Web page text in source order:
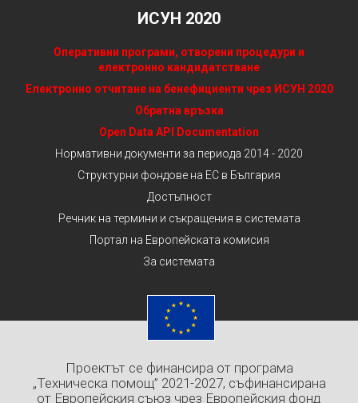
ИСУН 2020
Оперативни програми, отворени процедури и
електронно кандидатстване
Електронно отчитане на бенефициенти чрез ИСУН 2020
Обратна връзка
Open Data API Documentation
Нормативни документи за периода 2014 - 2020
Структурни фондове на ЕС в България
Достъпност
Речник на термини и съкращения в системата
Портал на Европейската комисия
За системата
Проектът се финансира от програма
„Техническа помощ” 2021-2027, съфинансирана
от Европейския съюз чрез Европейския фонд